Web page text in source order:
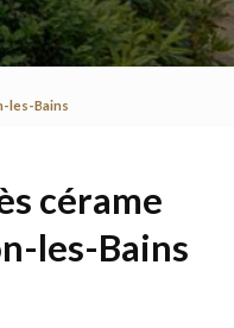
les-Bains
cérame
les-Bains